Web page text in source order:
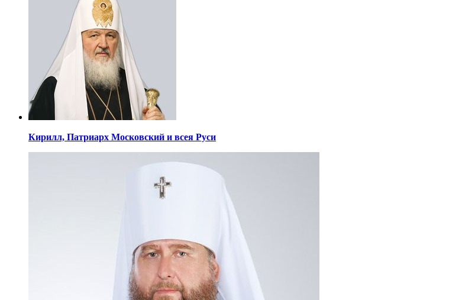
Кирилл, Патриарх Московский и всея Руси